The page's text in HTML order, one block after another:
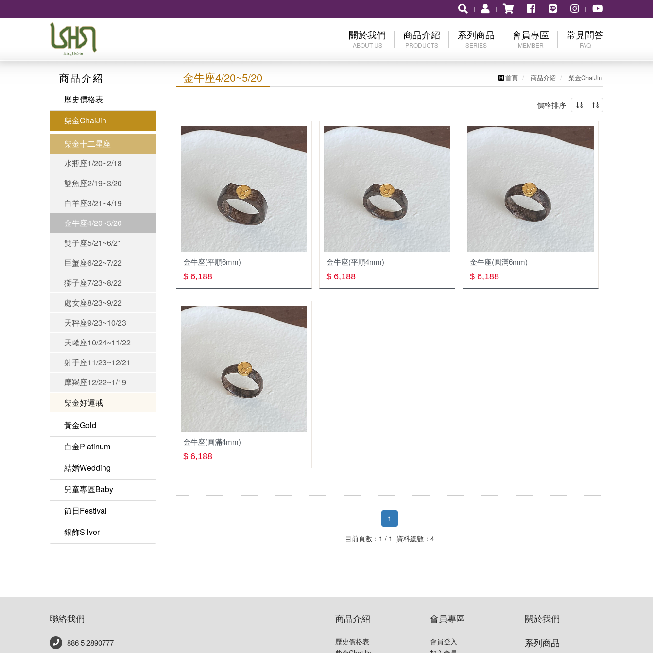
關於我們
ABOUT US
商品介紹
PRODUCTS
黃金Gold
白金Platinum
結婚Wedding
兒童專區Baby
節日Festival
系列商品
SERIES
會員專區
MEMBER
常見問答
FAQ
相關服務Q&A
首頁 商品介紹 柴金ChaiJin
商品介紹
歷史價格表
柴金ChaiJin
柴金十二星座
水瓶座1/20~2/18
雙魚座2/19~3/20
白羊座3/21~4/19
金牛座4/20~5/20
雙子座5/21~6/21
巨蟹座6/22~7/22
獅子座7/23~8/22
處女座8/23~9/22
天秤座9/23~10/23
天蠍座10/24~11/22
射手座11/23~12/21
摩羯座12/22~1/19
柴金好運戒
黃金Gold
圖騰系列
好「飾」系列
黃金神獸系列
黃金項鍊
黃金墜飾
白金Platinum
白金項鍊
結婚Wedding
兒童專區Baby
節日Festival
銀飾Silver
金牛座4/20~5/20
價格排序
金牛座(平順6mm)
$ 6,188
金牛座(平順4mm)
$ 6,188
金牛座(圓滿6mm)
$ 6,188
金牛座(圓滿4mm)
$ 6,188
1
目前頁數：1 / 1 資料總數：4
聯絡我們
886 5 2890777
商品介紹
歷史價格表
會員專區
會員登入
關於我們
系列商品